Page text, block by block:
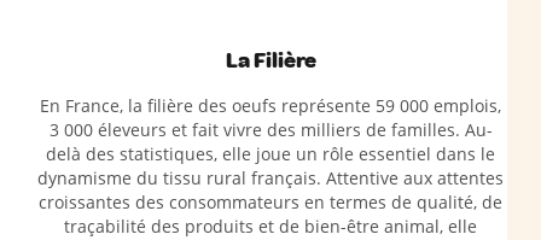
La Filière
En France, la filière des oeufs représente 59 000 emplois,
3 000 éleveurs et fait vivre des milliers de familles. Au-
delà des statistiques, elle joue un rôle essentiel dans le
dynamisme du tissu rural français. Attentive aux attentes
croissantes des consommateurs en termes de qualité, de
traçabilité des produits et de bien-être animal, elle